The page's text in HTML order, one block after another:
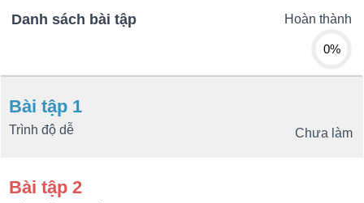
Danh sách bài tập Hoàn thành
0%
Bài tập 1
Chưa làm
Trình độ dễ
Bài tập 2